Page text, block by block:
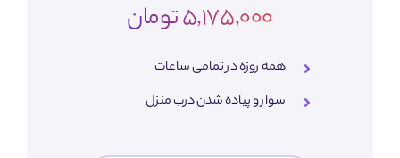
5,175,000 تومان
همه روزه در تمامی ساعات
سوار و پیاده شدن درب منزل